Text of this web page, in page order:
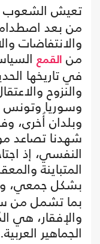
تعيش الشعوب
من بعد
والانتفاضات
من القمع
في تاريخها
والنزوح
وسوريا وتونس
وبلدان أُخرى،
شهدنا تصاعد
النفسي، إذ
المتباينة
بشكل جمعي،
بما تشمل من
والإفقار، هي
الجماهير العربية.